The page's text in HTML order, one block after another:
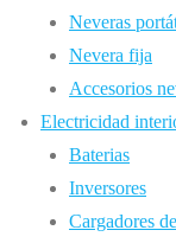
Neveras
Nevera fija
Accesorios
Electricidad
Baterias
Inversores
Cargadores